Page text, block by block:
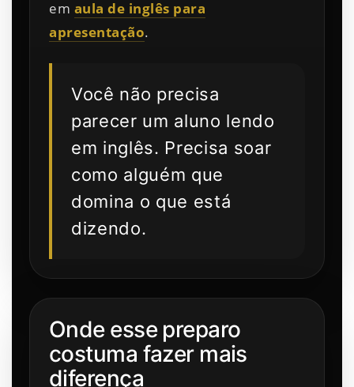
em aula de inglês para
apresentação.
Você não precisa
parecer um aluno lendo
em inglês. Precisa soar
como alguém que
domina o que está
dizendo.
Onde esse preparo
costuma fazer mais
diferença